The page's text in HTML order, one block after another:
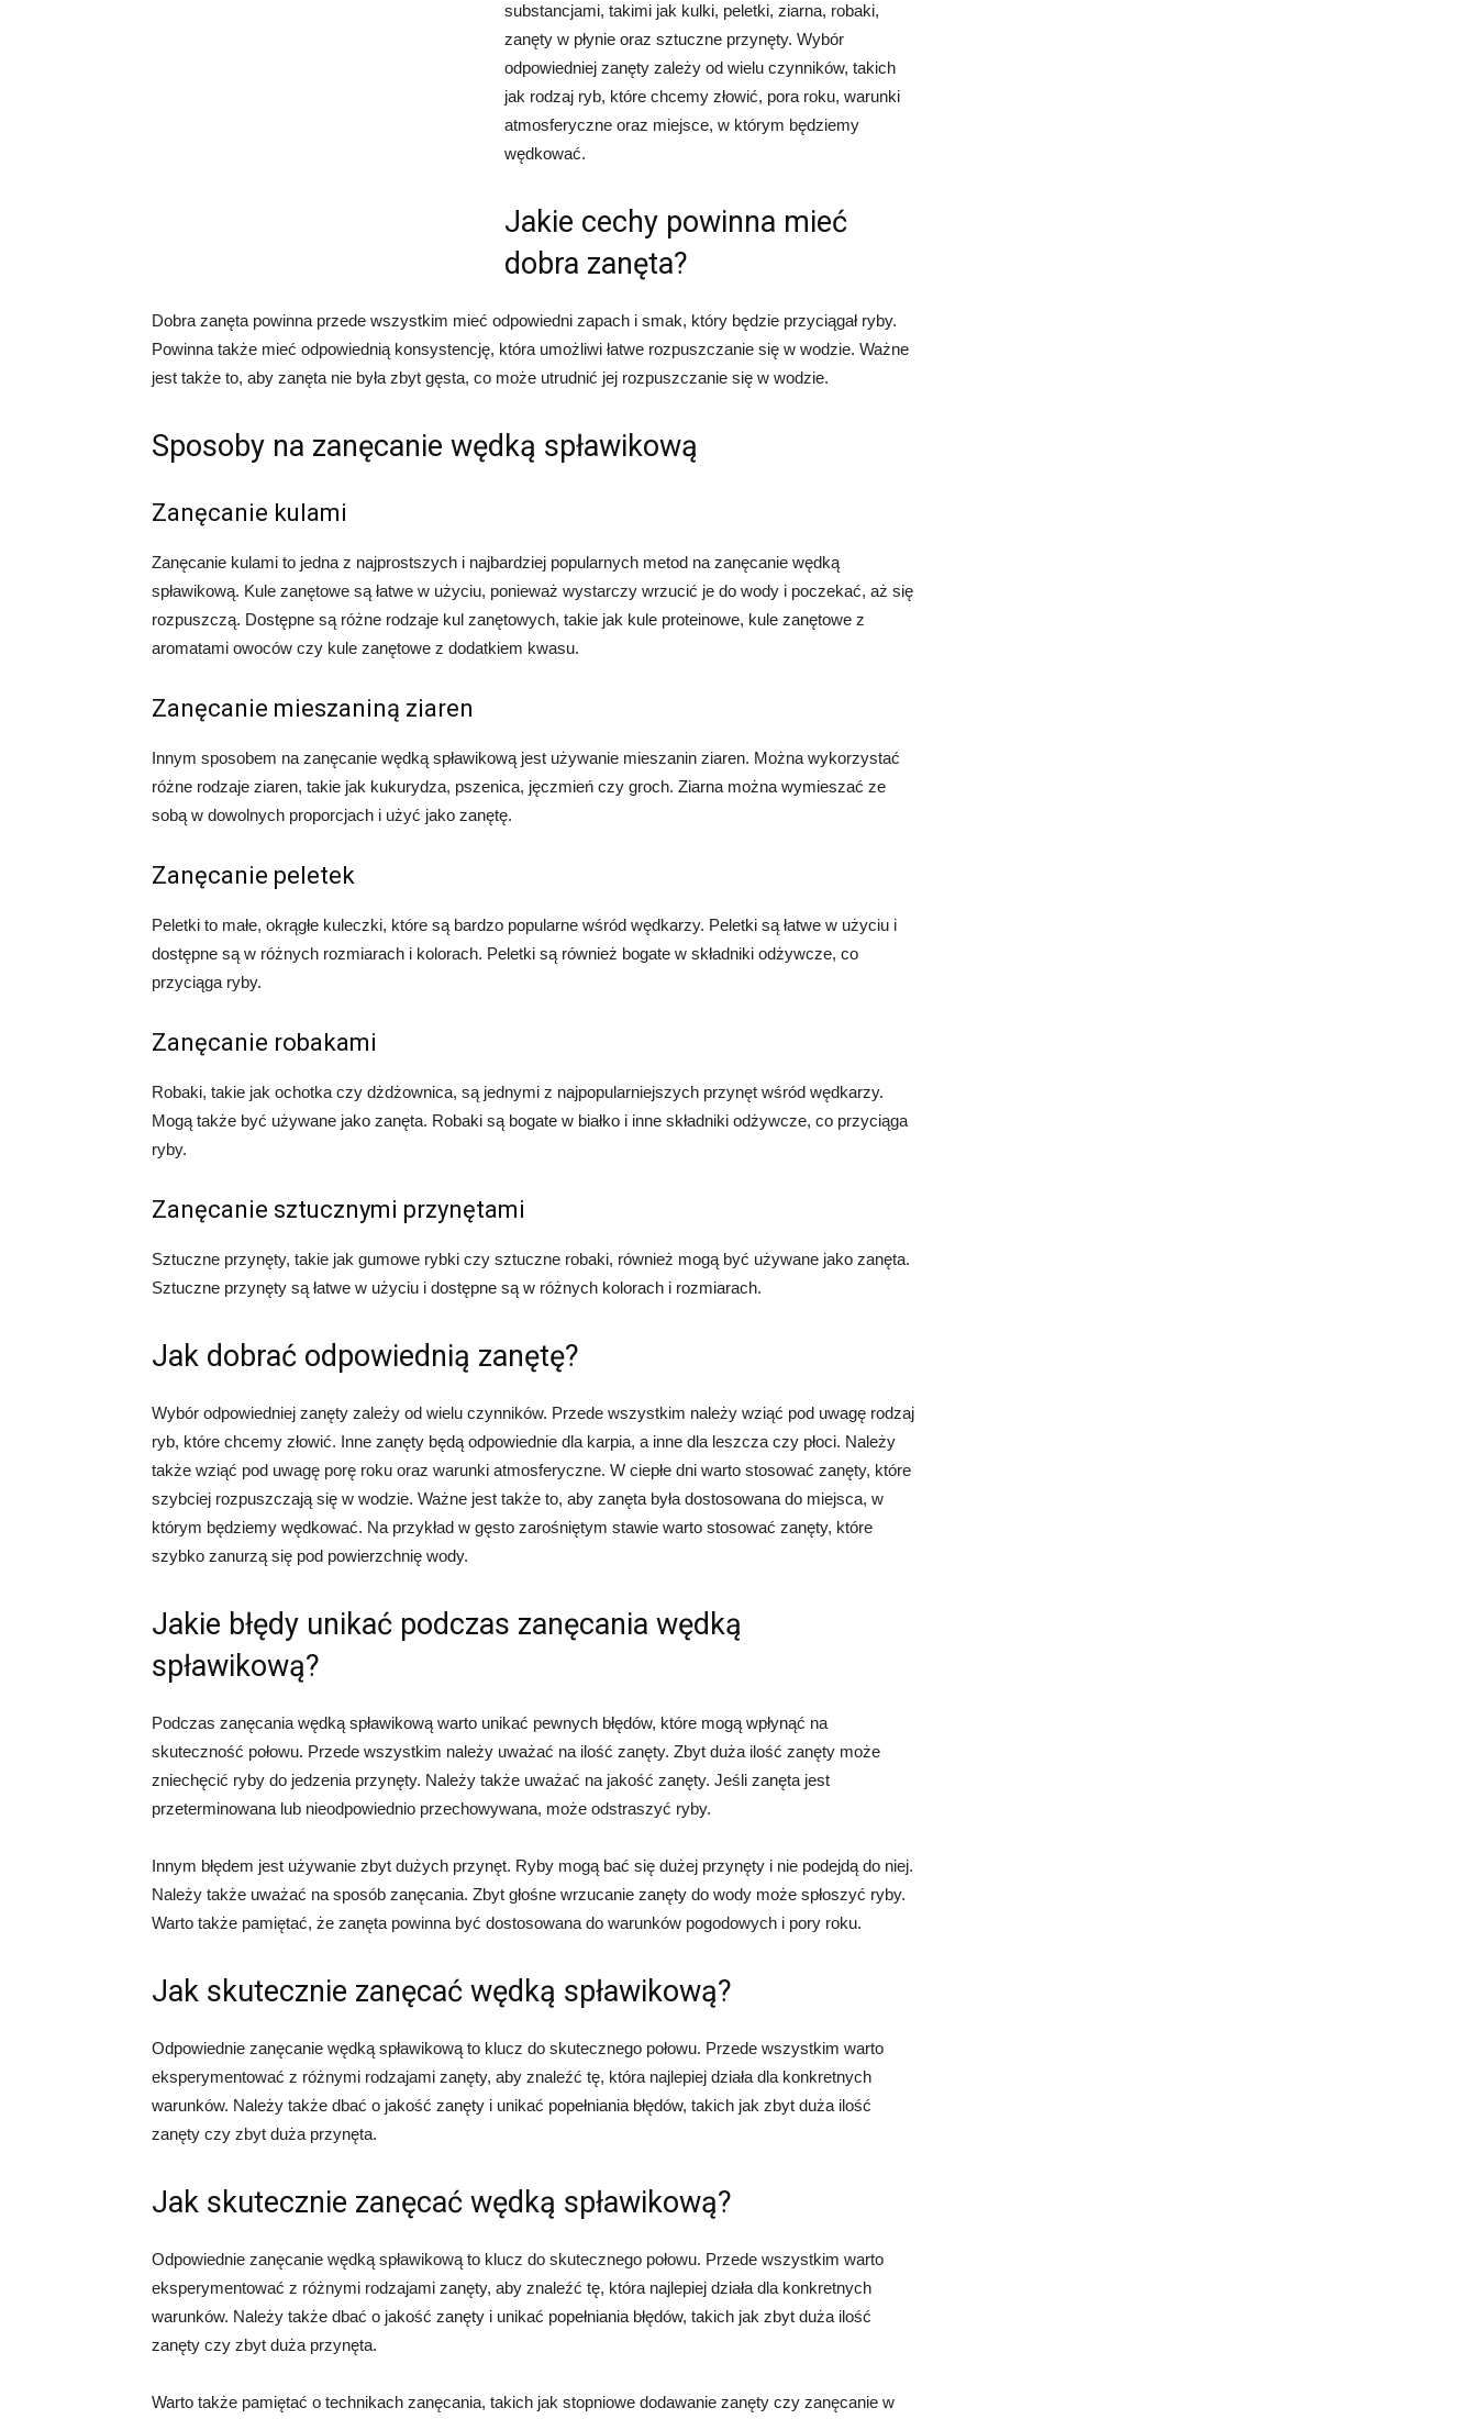
substancjami, takimi jak kulki, peletki, ziarna, robaki,
zanęty w płynie oraz sztuczne przynęty. Wybór
odpowiedniej zanęty zależy od wielu czynników, takich
jak rodzaj ryb, które chcemy złowić, pora roku, warunki
atmosferyczne oraz miejsce, w którym będziemy
wędkować.
Jakie cechy powinna mieć
dobra zanęta?
Dobra zanęta powinna przede wszystkim mieć odpowiedni zapach i smak, który będzie przyciągał ryby.
Powinna także mieć odpowiednią konsystencję, która umożliwi łatwe rozpuszczanie się w wodzie. Ważne
jest także to, aby zanęta nie była zbyt gęsta, co może utrudnić jej rozpuszczanie się w wodzie.
Sposoby na zanęcanie wędką spławikową
Zanęcanie kulami
Zanęcanie kulami to jedna z najprostszych i najbardziej popularnych metod na zanęcanie wędką
spławikową. Kule zanętowe są łatwe w użyciu, ponieważ wystarczy wrzucić je do wody i poczekać, aż się
rozpuszczą. Dostępne są różne rodzaje kul zanętowych, takie jak kule proteinowe, kule zanętowe z
aromatami owoców czy kule zanętowe z dodatkiem kwasu.
Zanęcanie mieszaniną ziaren
Innym sposobem na zanęcanie wędką spławikową jest używanie mieszanin ziaren. Można wykorzystać
różne rodzaje ziaren, takie jak kukurydza, pszenica, jęczmień czy groch. Ziarna można wymieszać ze
sobą w dowolnych proporcjach i użyć jako zanętę.
Zanęcanie peletek
Peletki to małe, okrągłe kuleczki, które są bardzo popularne wśród wędkarzy. Peletki są łatwe w użyciu i
dostępne są w różnych rozmiarach i kolorach. Peletki są również bogate w składniki odżywcze, co
przyciąga ryby.
Zanęcanie robakami
Robaki, takie jak ochotka czy dżdżownica, są jednymi z najpopularniejszych przynęt wśród wędkarzy.
Mogą także być używane jako zanęta. Robaki są bogate w białko i inne składniki odżywcze, co przyciąga
ryby.
Zanęcanie sztucznymi przynętami
Sztuczne przynęty, takie jak gumowe rybki czy sztuczne robaki, również mogą być używane jako zanęta.
Sztuczne przynęty są łatwe w użyciu i dostępne są w różnych kolorach i rozmiarach.
Jak dobrać odpowiednią zanętę?
Wybór odpowiedniej zanęty zależy od wielu czynników. Przede wszystkim należy wziąć pod uwagę rodzaj
ryb, które chcemy złowić. Inne zanęty będą odpowiednie dla karpia, a inne dla leszcza czy płoci. Należy
także wziąć pod uwagę porę roku oraz warunki atmosferyczne. W ciepłe dni warto stosować zanęty, które
szybciej rozpuszczają się w wodzie. Ważne jest także to, aby zanęta była dostosowana do miejsca, w
którym będziemy wędkować. Na przykład w gęsto zarośniętym stawie warto stosować zanęty, które
szybko zanurzą się pod powierzchnię wody.
Jakie błędy unikać podczas zanęcania wędką
spławikową?
Podczas zanęcania wędką spławikową warto unikać pewnych błędów, które mogą wpłynąć na
skuteczność połowu. Przede wszystkim należy uważać na ilość zanęty. Zbyt duża ilość zanęty może
zniechęcić ryby do jedzenia przynęty. Należy także uważać na jakość zanęty. Jeśli zanęta jest
przeterminowana lub nieodpowiednio przechowywana, może odstraszyć ryby.
Innym błędem jest używanie zbyt dużych przynęt. Ryby mogą bać się dużej przynęty i nie podejdą do niej.
Należy także uważać na sposób zanęcania. Zbyt głośne wrzucanie zanęty do wody może spłoszyć ryby.
Warto także pamiętać, że zanęta powinna być dostosowana do warunków pogodowych i pory roku.
Jak skutecznie zanęcać wędką spławikową?
Odpowiednie zanęcanie wędką spławikową to klucz do skutecznego połowu. Przede wszystkim warto
eksperymentować z różnymi rodzajami zanęty, aby znaleźć tę, która najlepiej działa dla konkretnych
warunków. Należy także dbać o jakość zanęty i unikać popełniania błędów, takich jak zbyt duża ilość
zanęty czy zbyt duża przynęta.
Jak skutecznie zanęcać wędką spławikową?
Odpowiednie zanęcanie wędką spławikową to klucz do skutecznego połowu. Przede wszystkim warto
eksperymentować z różnymi rodzajami zanęty, aby znaleźć tę, która najlepiej działa dla konkretnych
warunków. Należy także dbać o jakość zanęty i unikać popełniania błędów, takich jak zbyt duża ilość
zanęty czy zbyt duża przynęta.
Warto także pamiętać o technikach zanęcania, takich jak stopniowe dodawanie zanęty czy zanęcanie w